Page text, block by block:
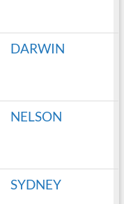
DARWIN
NELSON
SYDNEY